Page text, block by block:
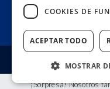
¡Sorpresa! Nosotros
Fundación
COOKIES DE
ACEPTAR TODO
MOSTRAR